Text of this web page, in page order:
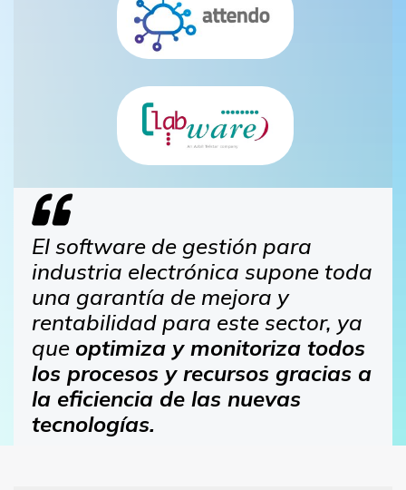
El software de gestión para
industria electrónica supone toda
una garantía de mejora y
rentabilidad para este sector, ya
que optimiza y monitoriza todos
los procesos y recursos gracias a
la eficiencia de las nuevas
tecnologías.